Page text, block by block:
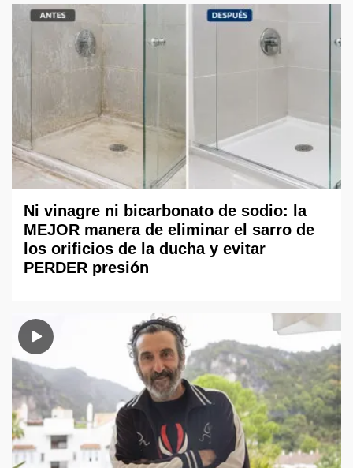
Ni vinagre ni bicarbonato de sodio: la
MEJOR manera de eliminar el sarro de
los orificios de la ducha y evitar
PERDER presión